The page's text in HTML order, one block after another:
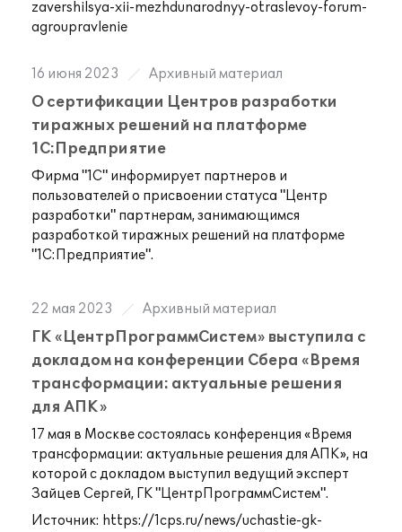
zavershilsya-xii-mezhdunarodnyy-otraslevoy-forum-
agroupravlenie
16 июня 2023 Архивный материал
О сертификации Центров разработки
тиражных решений на платформе
1С:Предприятие
Фирма "1С" информирует партнеров и
пользователей о присвоении статуса "Центр
разработки" партнерам, занимающимся
разработкой тиражных решений на платформе
"1С:Предприятие".
22 мая 2023 Архивный материал
ГК «ЦентрПрограммСистем» выступила с
докладом на конференции Сбера «Время
трансформации: актуальные решения
для АПК»
17 мая в Москве состоялась конференция «Время
трансформации: актуальные решения для АПК», на
которой с докладом выступил ведущий эксперт
Зайцев Сергей, ГК "ЦентрПрограммСистем".
Источник: https://1cps.ru/news/uchastie-gk-